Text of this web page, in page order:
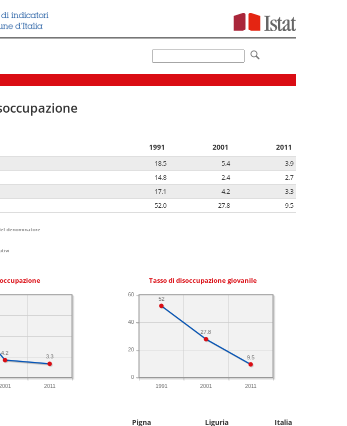
1991 2001 2011
18.5 5.4
3.9
14.8 2.4
2.7
17.1 4.2
3.3
52.0 27.8 9.5
denominatore
2011
3.3
4.2
Tasso di disoccupazione giovanile
1991 2001 2011
0
20
40
60
9.5
27.8
52
Pigna Liguria Italia